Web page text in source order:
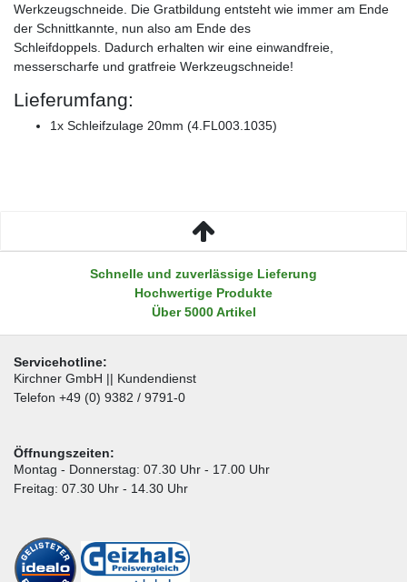
Werkzeugschneide. Die Gratbildung entsteht wie immer am Ende
der Schnittkannte, nun also am Ende des
Schleifdoppels. Dadurch erhalten wir eine einwandfreie,
messerscharfe und gratfreie Werkzeugschneide!
Lieferumfang:
1x Schleifzulage 20mm (4.FL003.1035)
Schnelle und zuverlässige Lieferung
Hochwertige Produkte
Über 5000 Artikel
Servicehotline:
Kirchner GmbH || Kundendienst
Telefon +49 (0) 9382 / 9791-0
Öffnungszeiten:
Montag - Donnerstag: 07.30 Uhr - 17.00 Uhr
Freitag: 07.30 Uhr - 14.30 Uhr